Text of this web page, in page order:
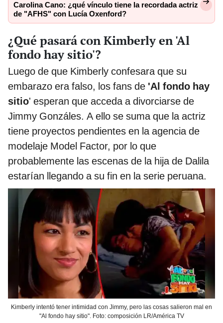
Carolina Cano: ¿qué vínculo tiene la recordada actriz
de "AFHS" con Lucía Oxenford?
¿Qué pasará con Kimberly en 'Al
fondo hay sitio'?
Luego de que Kimberly confesara que su
embarazo era falso, los fans de 'Al fondo hay
sitio' esperan que acceda a divorciarse de
Jimmy Gonzáles. A ello se suma que la actriz
tiene proyectos pendientes en la agencia de
modelaje Model Factor, por lo que
probablemente las escenas de la hija de Dalila
estarían llegando a su fin en la serie peruana.
Kimberly intentó tener intimidad con Jimmy, pero las cosas salieron mal en
"Al fondo hay sitio". Foto: composición LR/América TV